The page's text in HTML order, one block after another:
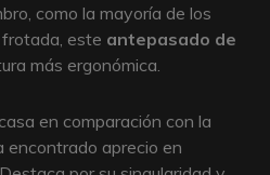
como la mayoría de los
este antepasado de
más ergonómica.
en comparación con la
encontrado aprecio en